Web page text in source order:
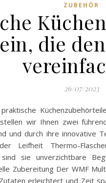
ZUBEHÖR
die
26/07/2023
wir Ihnen zwei
und durch ihre innovative
Leifheit Thermo-
sind sie unverzichtbare
Zubereitung Der WMF
erleichtert und Zeit